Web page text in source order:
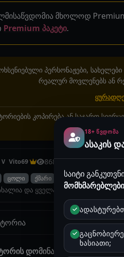
მხოლოდ
Premium პაკეტი.
პერსონაჟები,
რეალურ მოვლენებს ან
კოპირება ან საჯარო
V Vito69 868 2 წუთი
ცოლი ქმარი მინეტი კუნი
და ყველა ისტორიაზე ჯერ არ
დომინაცია კარავში
18+ ᲬᲕᲓᲝᲛᲐ
ასაკის
საიტი
ხასიათი;